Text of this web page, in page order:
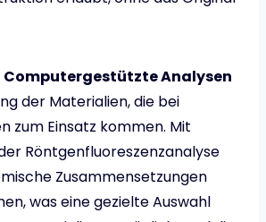
Computergestützte Analysen
der Materialien, die bei
zum Einsatz kommen. Mit
Röntgenfluoreszenzanalyse
Zusammensetzungen
was eine gezielte Auswahl